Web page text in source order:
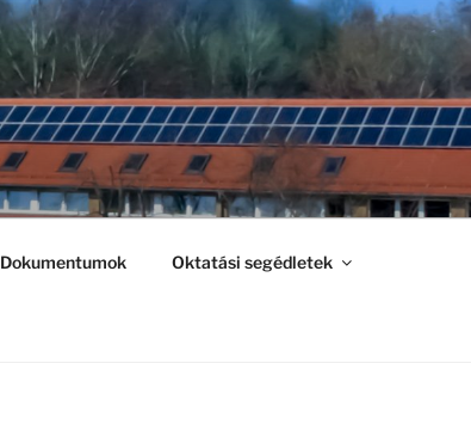
Dokumentumok Oktatási segédletek